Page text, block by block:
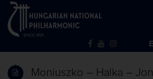
Moniuszko – Halka –